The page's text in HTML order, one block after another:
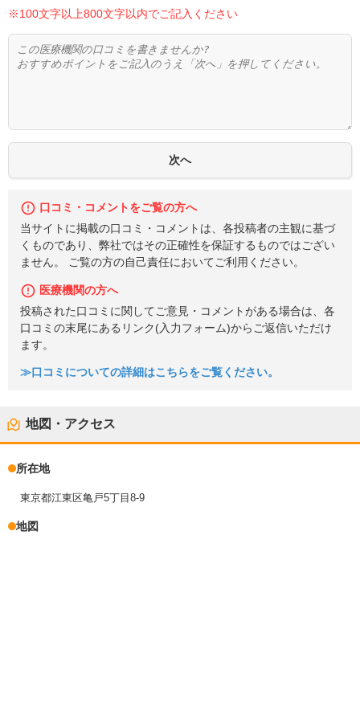
※100文字以上800文字以内でご記入ください
口コミ・コメントをご覧の方へ
当サイトに掲載の口コミ・コメントは、各投稿者の主観に基づ
くものであり、弊社ではその正確性を保証するものではござい
ません。 ご覧の方の自己責任においてご利用ください。
医療機関の方へ
投稿された口コミに関してご意見・コメントがある場合は、各
口コミの末尾にあるリンク(入力フォーム)からご返信いただけ
ます。
≫口コミについての詳細はこちらをご覧ください。
地図・アクセス
所在地
東京都江東区亀戸5丁目8-9
地図